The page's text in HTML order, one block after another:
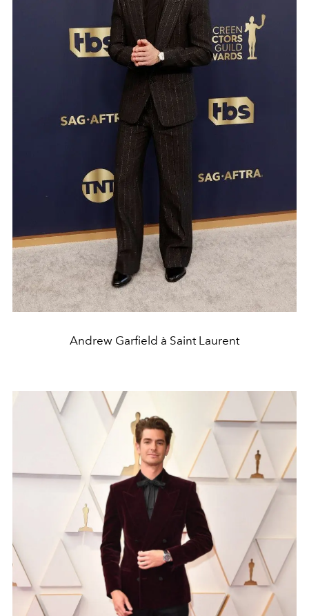
Andrew Garfield à Saint Laurent